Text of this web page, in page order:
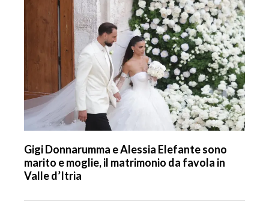
Gigi Donnarumma e Alessia Elefante sono
marito e moglie, il matrimonio da favola in
Valle d’Itria